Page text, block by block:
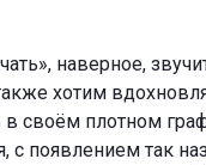
наверное,
хотим
своём плотном
с появлением так